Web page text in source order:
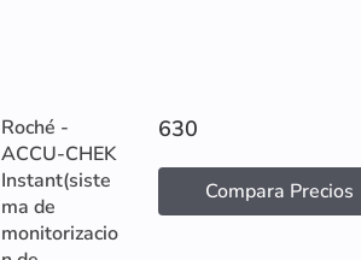
Roché -
ACCU-CHEK
Instant(siste
ma de
monitorizacio
630
Compara Precios